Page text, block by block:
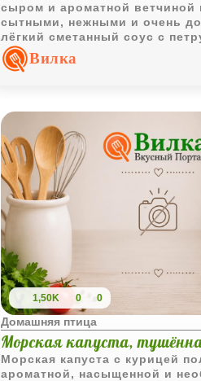
сыром и ароматной ветчиной
сытными, нежными и очень
лёгкий сметанный соус с
вкус блюда ещё мягче и
Вилка
1,50K 0 0
Домашняя птица
Морская капуста,
Морская капуста с курицей
ароматной, насыщенной и